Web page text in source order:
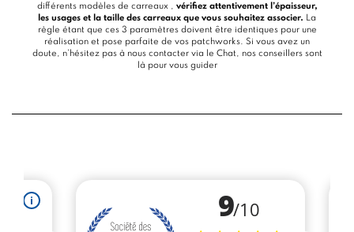
différents modèles de carreaux , vérifiez attentivement l’épaisseur,
les usages et la taille des carreaux que vous souhaitez associer. La
règle étant que ces 3 paramètres doivent être identiques pour une
réalisation et pose parfaite de vos patchworks. Si vous avez un
doute, n’hésitez pas à nous contacter via le Chat, nos conseillers sont
là pour vous guider